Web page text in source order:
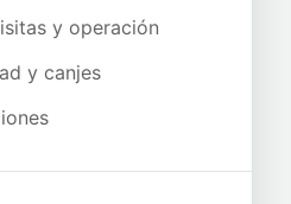
y operación
y canjes